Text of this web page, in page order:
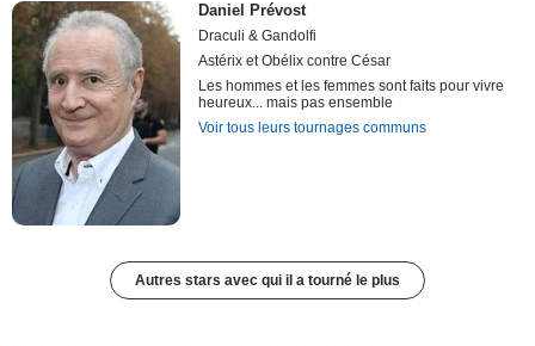
Daniel Prévost
Draculi & Gandolfi
Astérix et Obélix contre César
Les hommes et les femmes sont faits pour vivre
heureux... mais pas ensemble
Voir tous leurs tournages communs
Autres stars avec qui il a tourné le plus